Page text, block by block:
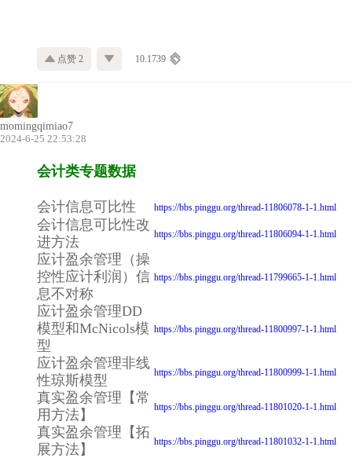
点赞 2 10.1739
momingqimiao7
2024-6-25 22:53:28
会计类专题数据
会计信息可比性 https://bbs.pinggu.org/thread-11806078-1-1.html
会计信息可比性改
进方法
https://bbs.pinggu.org/thread-11806094-1-1.html
应计盈余管理（操
控性应计利润）信
息不对称
https://bbs.pinggu.org/thread-11799665-1-1.html
应计盈余管理DD
模型和McNicols模
型
https://bbs.pinggu.org/thread-11800997-1-1.html
应计盈余管理非线
性琼斯模型
https://bbs.pinggu.org/thread-11800999-1-1.html
真实盈余管理【常
用方法】
https://bbs.pinggu.org/thread-11801020-1-1.html
真实盈余管理【拓
展方法】
https://bbs.pinggu.org/thread-11801032-1-1.html